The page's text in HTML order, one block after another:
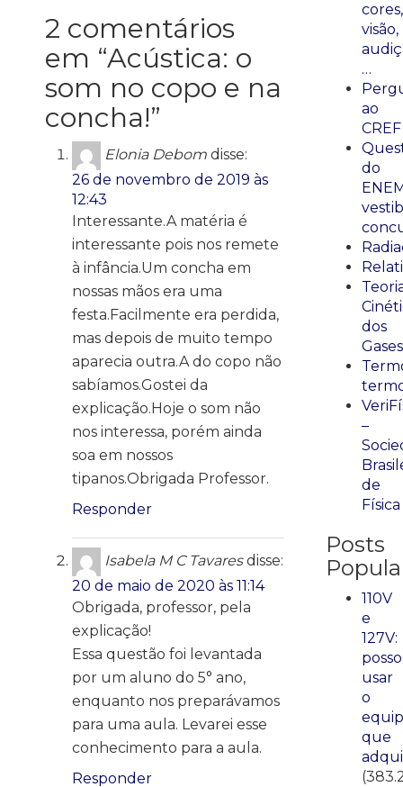
2 comentários
em “Acústica: o
som no copo e na
concha!”
Elonia Debom disse:
26 de novembro de 2019 às
12:43
Interessante.A matéria é
interessante pois nos remete
à infância.Um concha em
nossas mãos era uma
festa.Facilmente era perdida,
mas depois de muito tempo
aparecia outra.A do copo não
sabíamos.Gostei da
explicação.Hoje o som não
nos interessa, porém ainda
soa em nossos
tipanos.Obrigada Professor.
Responder
Isabela M C Tavares disse:
20 de maio de 2020 às 11:14
Obrigada, professor, pela
explicação!
Essa questão foi levantada
por um aluno do 5° ano,
enquanto nos preparávamos
para uma aula. Levarei esse
conhecimento para a aula.
Responder
cores,
visão,
…
ao
CREF
do
dos
Gases
–
de
Física
Posts
110V
e
127V:
posso
usar
o
que